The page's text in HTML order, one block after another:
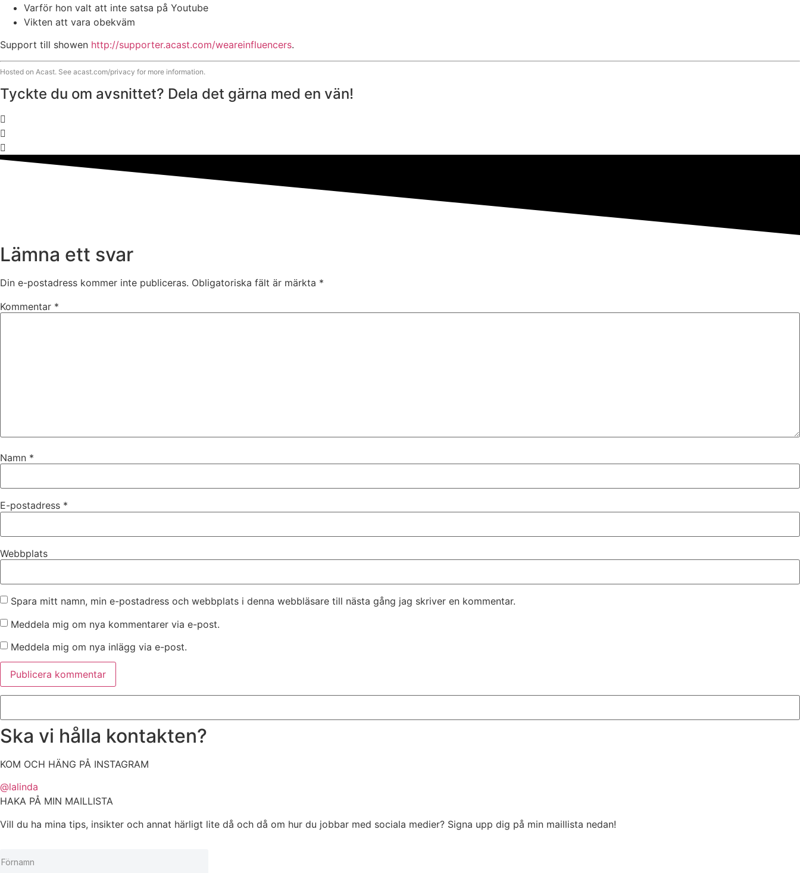
Varför hon valt att inte satsa på Youtube
Vikten att vara obekväm
Support till showen http://supporter.acast.com/weareinfluencers.
Hosted on Acast. See acast.com/privacy for more information.
Tyckte du om avsnittet? Dela det gärna med en vän!
Lämna ett svar
Din e-postadress kommer inte publiceras. Obligatoriska fält är märkta *
Kommentar *
Namn *
E-postadress *
Webbplats
Spara mitt namn, min e-postadress och webbplats i denna webbläsare till nästa gång jag skriver en kommentar.
Meddela mig om nya kommentarer via e-post.
Meddela mig om nya inlägg via e-post.
Ska vi hålla kontakten?
KOM OCH HÄNG PÅ INSTAGRAM
@lalinda
HAKA PÅ MIN MAILLISTA
Vill du ha mina tips, insikter och annat härligt lite då och då om hur du jobbar med sociala medier? Signa upp dig på min maillista nedan!